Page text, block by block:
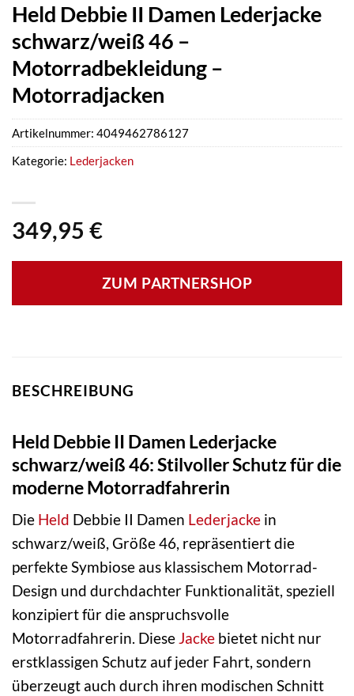
Held Debbie II Damen Lederjacke
schwarz/weiß 46 –
Motorradbekleidung –
Motorradjacken
349,95 €
ZUM PARTNERSHOP
Artikelnummer: 4049462786127
Kategorie: Lederjacken
BESCHREIBUNG
Held Debbie II Damen Lederjacke
schwarz/weiß 46: Stilvoller Schutz für die
moderne Motorradfahrerin
Die Held Debbie II Damen Lederjacke in
schwarz/weiß, Größe 46, repräsentiert die
perfekte Symbiose aus klassischem Motorrad-
Design und durchdachter Funktionalität, speziell
konzipiert für die anspruchsvolle
Motorradfahrerin. Diese Jacke bietet nicht nur
erstklassigen Schutz auf jeder Fahrt, sondern
überzeugt auch durch ihren modischen Schnitt